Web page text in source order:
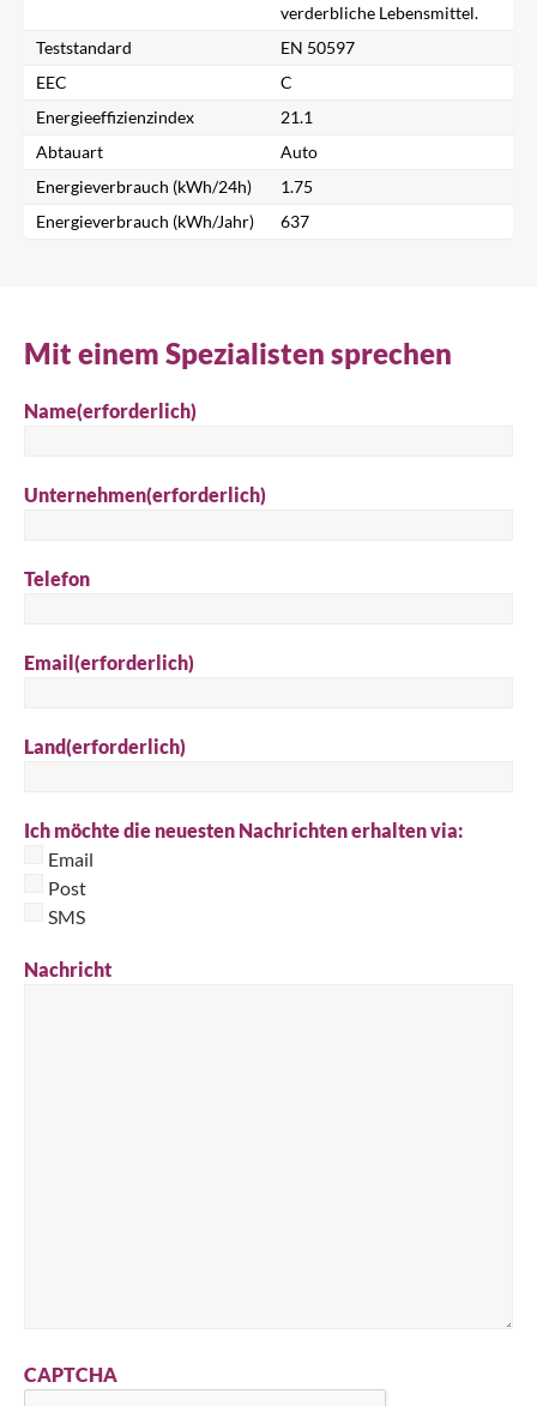
Nach einem Produkt suchen...
Suche
verderbliche Lebensmittel.
Teststandard
EN 50597
EEC
C
Energieeffizienzindex
21.1
Abtauart
Auto
Energieverbrauch (kWh/24h)
1.75
Energieverbrauch (kWh/Jahr)
637
Mit einem Spezialisten sprechen
Name(erforderlich)
Unternehmen(erforderlich)
Telefon
Email(erforderlich)
Land(erforderlich)
Ich möchte die neuesten Nachrichten erhalten via:
Email
Post
SMS
Nachricht
CAPTCHA